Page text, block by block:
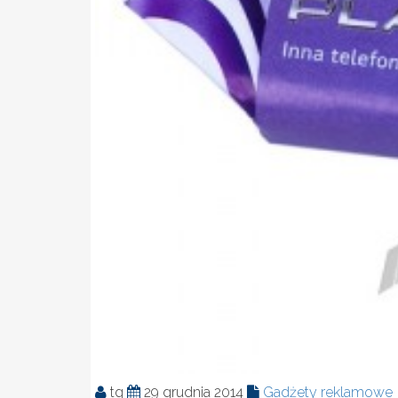
tg 29 grudnia 2014 Gadżety reklamowe